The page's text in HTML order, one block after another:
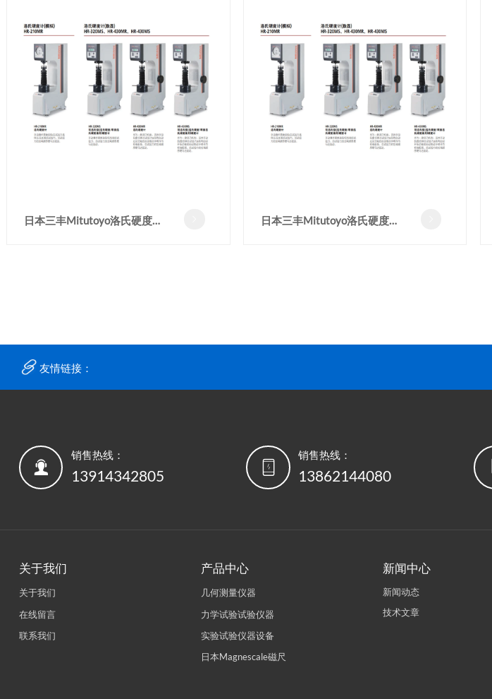
日本三丰Mitutoyo洛氏硬度计
日本三丰Mitutoyo洛氏硬度计
友情链接：

销售热线：
13914342805 
销售热线：
13862144080
关于我们
关于我们
在线留言
联系我们
产品中心
几何测量仪器
力学试验试验仪器
实验试验仪器设备
日本Magnescale磁尺
新闻中心
新闻动态
技术文章